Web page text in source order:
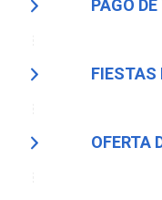
PAGO
FIESTAS
OFERTA